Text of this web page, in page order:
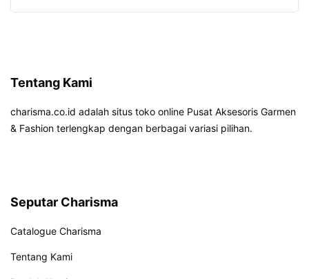
Tentang Kami
charisma.co.id adalah situs toko online Pusat Aksesoris Garmen
& Fashion terlengkap dengan berbagai variasi pilihan.
Seputar Charisma
Catalogue Charisma
Tentang Kami